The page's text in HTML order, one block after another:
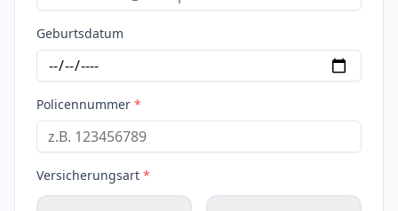
Geburtsdatum
Policennummer *
Versicherungsart *